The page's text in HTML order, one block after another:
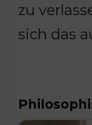
zu
sich das